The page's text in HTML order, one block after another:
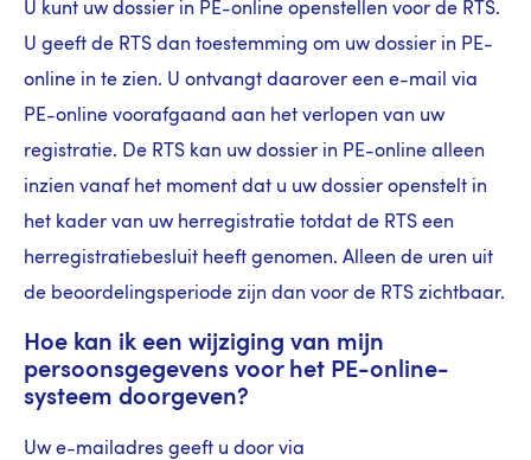
U kunt uw dossier in PE-online openstellen voor de RTS.
U geeft de RTS dan toestemming om uw dossier in PE-
online in te zien. U ontvangt daarover een e-mail via
PE-online voorafgaand aan het verlopen van uw
registratie. De RTS kan uw dossier in PE-online alleen
inzien vanaf het moment dat u uw dossier openstelt in
het kader van uw herregistratie totdat de RTS een
herregistratiebesluit heeft genomen. Alleen de uren uit
de beoordelingsperiode zijn dan voor de RTS zichtbaar.
Hoe kan ik een wijziging van mijn
persoonsgegevens voor het PE-online-
systeem doorgeven?
Uw e-mailadres geeft u door via